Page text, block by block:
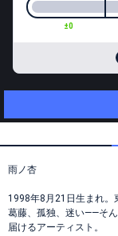
±0
雨ノ杏
1998年8月21日生まれ。
葛藤、孤独、迷い——そ
届けるアーティスト。